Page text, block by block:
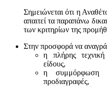
Σημειώνεται ότι η
απαιτεί τα παραπάνω
των κριτηρίων της
Στην προσφορά να
η πλήρης
είδους,
η συμμόρφωση
προδιαγραφές,